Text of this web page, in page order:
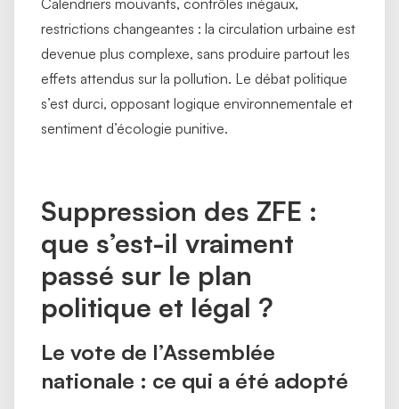
Calendriers mouvants, contrôles inégaux,
restrictions changeantes : la circulation urbaine est
devenue plus complexe, sans produire partout les
effets attendus sur la pollution. Le débat politique
s’est durci, opposant logique environnementale et
sentiment d’écologie punitive.
Suppression des ZFE :
que s’est-il vraiment
passé sur le plan
politique et légal ?
Le vote de l’Assemblée
nationale : ce qui a été adopté